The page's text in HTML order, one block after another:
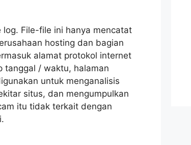
File-file ini hanya mencatat
hosting dan bagian
alamat protokol internet
tanggal / waktu, halaman
untuk menganalisis
situs, dan mengumpulkan
itu tidak terkait dengan